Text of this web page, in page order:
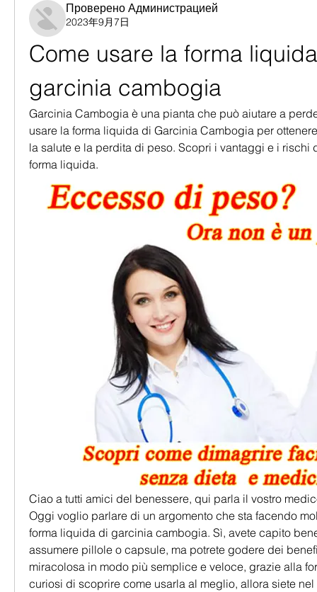
Проверено Администрацией
2023年9月7日
Come usare la forma
garcinia cambogia
Garcinia Cambogia è una pianta che può aiutare a
usare la forma liquida di Garcinia Cambogia per
la salute e la perdita di peso. Scopri i vantaggi e i rischi
forma liquida.
Ciao a tutti amici del benessere, qui parla il vostro
Oggi voglio parlare di un argomento che sta facendo
forma liquida di garcinia cambogia. Sì, avete capito
assumere pillole o capsule, ma potrete godere dei
miracolosa in modo più semplice e veloce, grazie alla
curiosi di scoprire come usarla al meglio, allora siete